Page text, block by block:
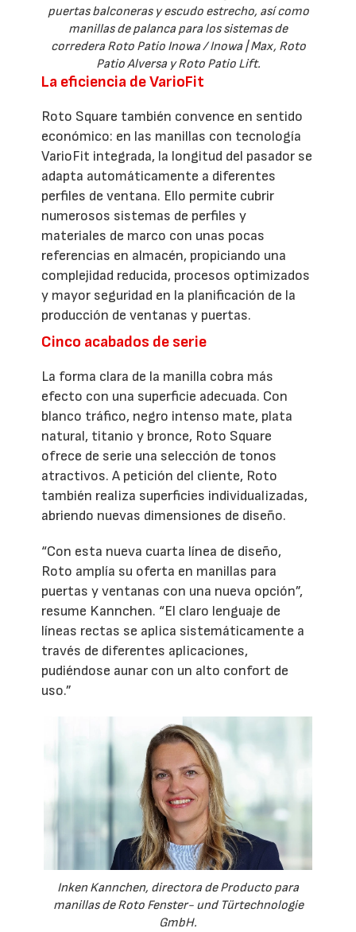
puertas balconeras y escudo estrecho, así como
manillas de palanca para los sistemas de
corredera Roto Patio Inowa / Inowa | Max, Roto
Patio Alversa y Roto Patio Lift.
La eficiencia de VarioFit
Roto Square también convence en sentido
económico: en las manillas con tecnología
VarioFit integrada, la longitud del pasador se
adapta automáticamente a diferentes
perfiles de ventana. Ello permite cubrir
numerosos sistemas de perfiles y
materiales de marco con unas pocas
referencias en almacén, propiciando una
complejidad reducida, procesos optimizados
y mayor seguridad en la planificación de la
producción de ventanas y puertas.
Cinco acabados de serie
La forma clara de la manilla cobra más
efecto con una superficie adecuada. Con
blanco tráfico, negro intenso mate, plata
natural, titanio y bronce, Roto Square
ofrece de serie una selección de tonos
atractivos. A petición del cliente, Roto
también realiza superficies individualizadas,
abriendo nuevas dimensiones de diseño.
“Con esta nueva cuarta línea de diseño,
Roto amplía su oferta en manillas para
puertas y ventanas con una nueva opción”,
resume Kannchen. “El claro lenguaje de
líneas rectas se aplica sistemáticamente a
través de diferentes aplicaciones,
pudiéndose aunar con un alto confort de
uso.”
Inken Kannchen, directora de Producto para
manillas de Roto Fenster- und Türtechnologie
GmbH.